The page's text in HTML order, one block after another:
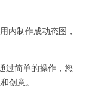
制作成动态图，
简单的操作，您
创意。